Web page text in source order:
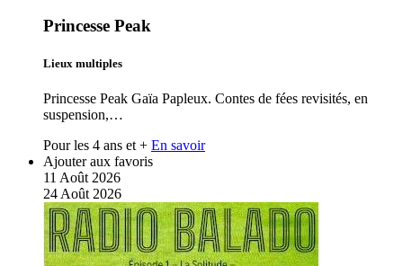
Princesse Peak
Lieux multiples
Princesse Peak Gaïa Papleux. Contes de fées revisités, en
suspension,…
Pour les 4 ans et + En savoir
Ajouter aux favoris
11 Août 2026
24 Août 2026